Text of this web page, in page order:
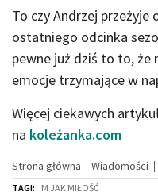
To czy Andrzej przeżyje
ostatniego odcinka
pewne już dziś to to, że
emocje trzymające w
Więcej ciekawych
na koleżanka.com
Strona główna Wiadomości
TAGI: M JAK MIŁOŚĆ